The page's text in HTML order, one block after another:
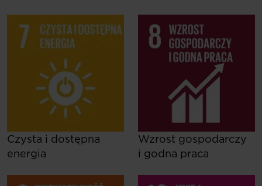
Czysta i dostępna
energia
Wzrost gospodarczy
i godna praca